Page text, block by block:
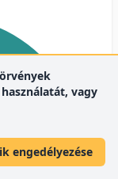
vagy
engedélyezése